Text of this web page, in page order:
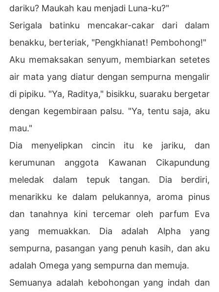
dariku? Maukah kau menjadi Luna-ku?"
Serigala batinku mencakar-cakar dari dalam
benakku, berteriak, "Pengkhianat! Pembohong!"
Aku memaksakan senyum, membiarkan setetes
air mata yang diatur dengan sempurna mengalir
di pipiku. "Ya, Raditya," bisikku, suaraku bergetar
dengan kegembiraan palsu. "Ya, tentu saja, aku
mau."
Dia menyelipkan cincin itu ke jariku, dan
kerumunan anggota Kawanan Cikapundung
meledak dalam tepuk tangan. Dia berdiri,
menarikku ke dalam pelukannya, aroma pinus
dan tanahnya kini tercemar oleh parfum Eva
yang memuakkan. Dia adalah Alpha yang
sempurna, pasangan yang penuh kasih, dan aku
adalah Omega yang sempurna dan memuja.
Semuanya adalah kebohongan yang indah dan